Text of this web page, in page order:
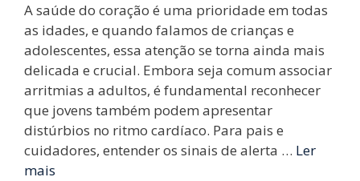
A saúde do coração é uma prioridade em todas
as idades, e quando falamos de crianças e
adolescentes, essa atenção se torna ainda mais
delicada e crucial. Embora seja comum associar
arritmias a adultos, é fundamental reconhecer
que jovens também podem apresentar
distúrbios no ritmo cardíaco. Para pais e
cuidadores, entender os sinais de alerta … Ler
mais